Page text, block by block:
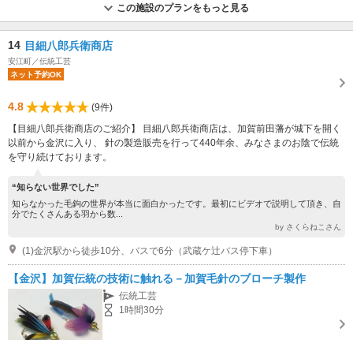
この施設のプランをもっと見る
14 目細八郎兵衛商店
安江町／伝統工芸
ネット予約OK
4.8
(9件)
【目細八郎兵衛商店のご紹介】 目細八郎兵衛商店は、加賀前田藩が城下を開く
以前から金沢に入り、 針の製造販売を行って440年余、みなさまのお陰で伝統
を守り続けております。
“知らない世界でした”
知らなかった毛鉤の世界が本当に面白かったです。最初にビデオで説明して頂き、自
分でたくさんある羽から数...
by さくらねこさん
(1)金沢駅から徒歩10分、バスで6分（武蔵ケ辻バス停下車）
【金沢】加賀伝統の技術に触れる－加賀毛針のブローチ製作
伝統工芸
1時間30分